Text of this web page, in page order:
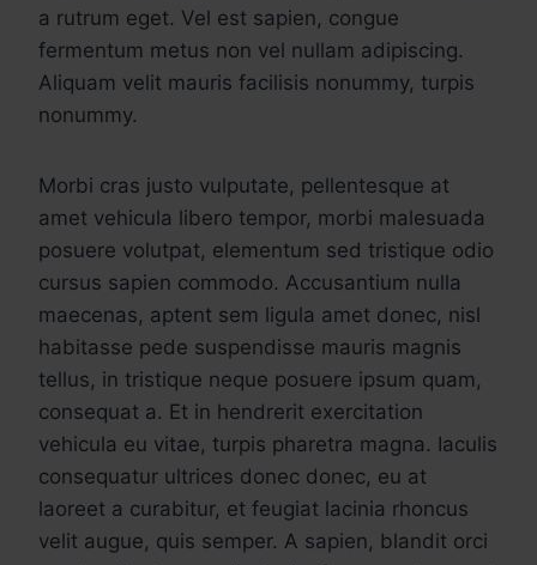
a rutrum eget. Vel est sapien, congue
fermentum metus non vel nullam adipiscing.
Aliquam velit mauris facilisis nonummy, turpis
nonummy.
Morbi cras justo vulputate, pellentesque at
amet vehicula libero tempor, morbi malesuada
posuere volutpat, elementum sed tristique odio
cursus sapien commodo. Accusantium nulla
maecenas, aptent sem ligula amet donec, nisl
habitasse pede suspendisse mauris magnis
tellus, in tristique neque posuere ipsum quam,
consequat a. Et in hendrerit exercitation
vehicula eu vitae, turpis pharetra magna. Iaculis
consequatur ultrices donec donec, eu at
laoreet a curabitur, et feugiat lacinia rhoncus
velit augue, quis semper. A sapien, blandit orci